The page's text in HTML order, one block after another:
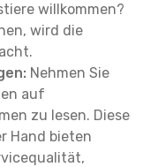
willkommen?
wird die
Nehmen Sie
auf
zu lesen. Diese
Hand bieten